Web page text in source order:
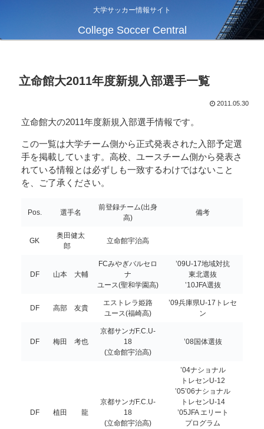
大学サッカー情報サイト
College Soccer Central
立命館大2011年度新規入部選手一覧
2011.05.30
立命館大の2011年度新規入部選手情報です。
この一覧は大学チーム側から正式発表された入部予定選
手を掲載しています。高校、ユースチーム側から発表さ
れている情報とは必ずしも一致するわけではないこと
を、ご了承ください。
Pos. 選手名
前登録チーム(出身
高)
備考
GK
奥田健太
郎
立命館宇治高
DF 山本 大輔
FCみやぎバルセロ
ナ
ユース(聖和学園高)
’09U-17地域対抗
東北選抜
’10JFA選抜
DF 高部 友貴
エストレラ姫路
ユース(福崎高)
’09兵庫県U-17トレセ
ン
DF 梅田 考也
京都サンガF.C.U-
18
(立命館宇治高)
’08国体選抜
DF 植田 龍
京都サンガF.C.U-
18
(立命館宇治高)
’04ナショナル
トレセンU-12
’05’06ナショナル
トレセンU-14
’05JFA エリート
プログラム